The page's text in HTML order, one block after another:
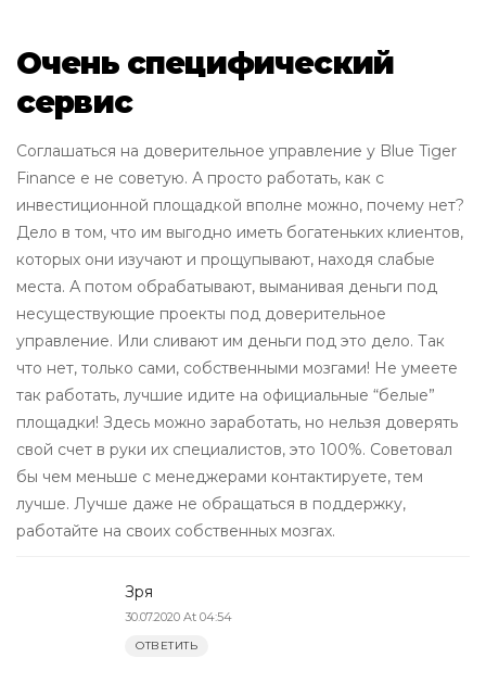
Очень специфический
сервис
Соглашаться на доверительное управление у Blue Tiger
Finance e не советую. А просто работать, как с
инвестиционной площадкой вполне можно, почему нет?
Дело в том, что им выгодно иметь богатеньких клиентов,
которых они изучают и прощупывают, находя слабые
места. А потом обрабатывают, выманивая деньги под
несуществующие проекты под доверительное
управление. Или сливают им деньги под это дело. Так
что нет, только сами, собственными мозгами! Не умеете
так работать, лучшие идите на официальные “белые”
площадки! Здесь можно заработать, но нельзя доверять
свой счет в руки их специалистов, это 100%. Советовал
бы чем меньше с менеджерами контактируете, тем
лучше. Лучше даже не обращаться в поддержку,
работайте на своих собственных мозгах.
Зря
30.07.2020 At 04:54
ОТВЕТИТЬ